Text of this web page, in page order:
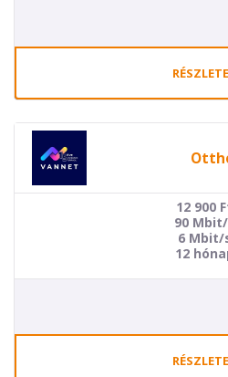
12 900
90
6 Mbit/
12